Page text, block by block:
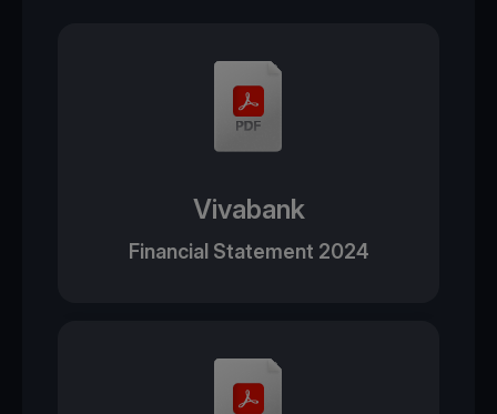
Vivabank
Financial Statement 2024